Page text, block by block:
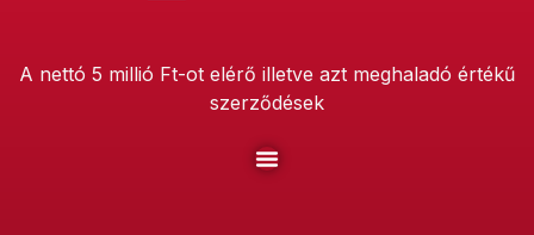
A nettó 5 millió Ft-ot elérő illetve azt meghaladó értékű
szerződések